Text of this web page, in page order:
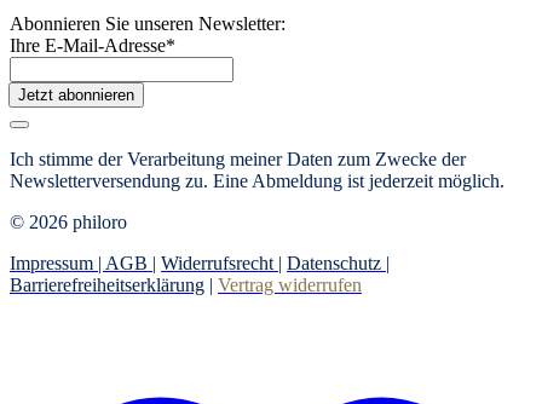
Abonnieren Sie unseren Newsletter:
Ihre E-Mail-Adresse*
Jetzt abonnieren
Ich stimme der Verarbeitung meiner Daten zum Zwecke der
Newsletterversendung zu. Eine Abmeldung ist jederzeit möglich.
© 2026 philoro
Impressum | AGB | Widerrufsrecht | Datenschutz |
Barrierefreiheitserklärung | Vertrag widerrufen